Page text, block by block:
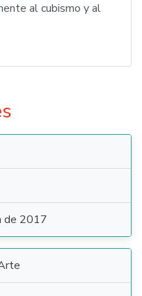
al cubismo y al
de 2017